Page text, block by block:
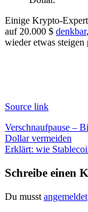
Einige Krypto-
auf 20.000 $ denkbar
wieder etwas steigen
Source link
Verschnaufpause –
Dollar vermeiden
Erklärt: wie
Schreibe einen
Du musst angemeldet